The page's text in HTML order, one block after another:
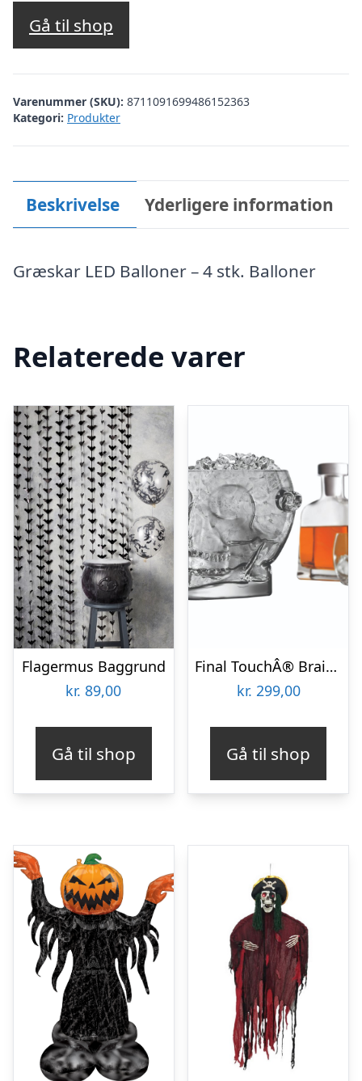
Gå til shop
Varenummer (SKU): 8711091699486152363
Kategori: Produkter
Beskrivelse Yderligere information
Græskar LED Balloner – 4 stk. Balloner
Relaterede varer
Flagermus Baggrund
kr. 89,00
Gå til shop
Final TouchÂ® Brain Freeze Kranie Isspand
kr. 299,00
Gå til shop